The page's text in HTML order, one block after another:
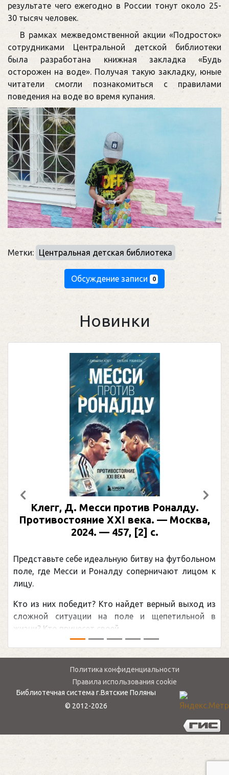
результате чего ежегодно в России тонут около 25-
30 тысяч человек.
В рамках межведомственной акции «Подросток»
сотрудниками Центральной детской библиотеки
была разработана книжная закладка «Будь
осторожен на воде». Получая такую закладку, юные
читатели смогли познакомиться с правилами
поведения на воде во время купания.
Метки: Центральная детская библиотека
Обсуждение записи 0
Новинки
Клегг, Д. Месси против Роналду.
Противостояние XXI века. — Москва,
2024. — 457, [2] с.
Представьте себе идеальную битву на футбольном
поле, где Месси и Роналду соперничают лицом к
лицу.
Кто из них победит? Кто найдет верный выход из
сложной ситуации на поле и щепетильной в
жизни? Кто принесет своей ...
Предыдущий
Политика конфиденциальности
Правила использования cookie
Библиотечная система г.Вятские Поляны
© 2012-2026